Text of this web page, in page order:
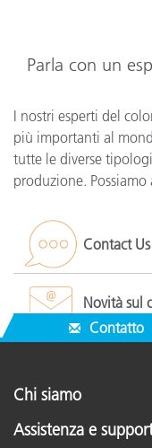
Parla con un
I nostri esperti del
più importanti al
tutte le diverse
produzione.
Contact Us
Novità sul
Contatto
Chi siamo
Assistenza e